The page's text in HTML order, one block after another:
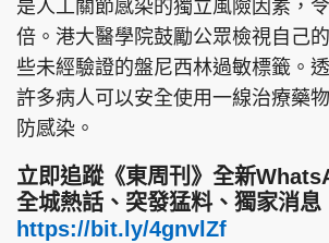
是人工關節感染的獨立風險因素，
倍。港大醫學院鼓勵公眾檢視自己
些未經驗證的盤尼西林過敏標籤。
許多病人可以安全使用一線治療藥
防感染。
立即追蹤《東周刊》全新
全城熱話、突發猛料、獨家消息
https://bit.ly/4gnvlZf